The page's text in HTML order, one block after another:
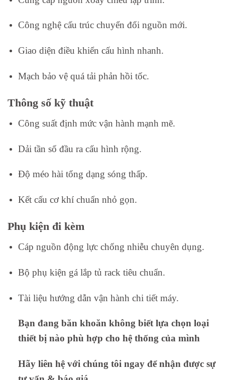
Công nghệ cấu trúc chuyển đổi nguồn mới.
Giao diện điều khiển cấu hình nhanh.
Mạch bảo vệ quá tải phản hồi tốc.
Thông số kỹ thuật
Công suất định mức vận hành mạnh mẽ.
Dải tần số đầu ra cấu hình rộng.
Độ méo hài tổng dạng sóng thấp.
Kết cấu cơ khí chuẩn nhỏ gọn.
Phụ kiện đi kèm
Cáp nguồn động lực chống nhiễu chuyên dụng.
Bộ phụ kiện gá lắp tủ rack tiêu chuẩn.
Tài liệu hướng dẫn vận hành chi tiết máy.
Bạn đang băn khoăn không biết lựa chọn loại
thiết bị nào phù hợp cho hệ thống của mình
Hãy liên hệ với chúng tôi ngay để nhận được sự